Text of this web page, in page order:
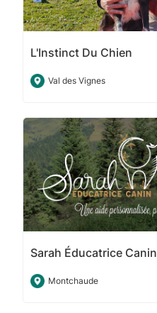
L'Instinct Du Chien
Val des Vignes
Sarah Éducatrice Canin
Montchaude